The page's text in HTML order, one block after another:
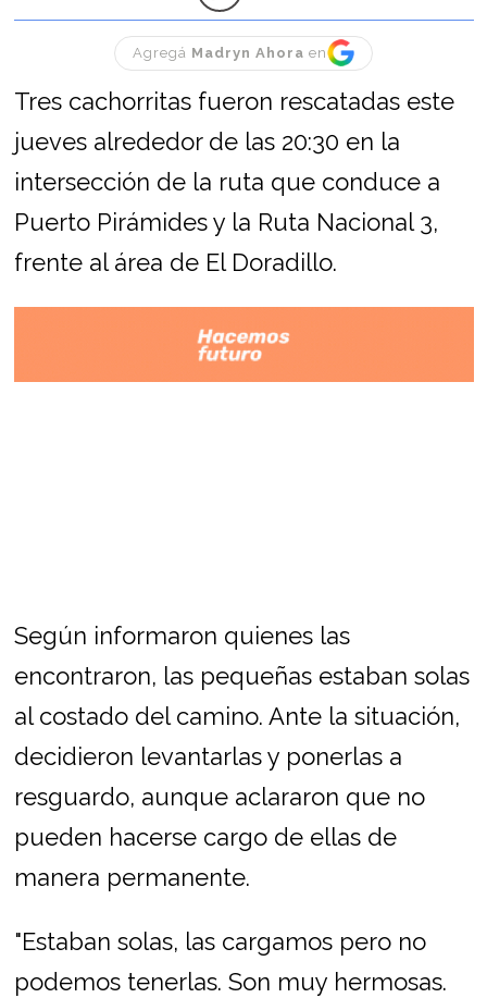
Agregá Madryn Ahora en
Tres cachorritas fueron rescatadas este
jueves alrededor de las 20:30 en la
intersección de la ruta que conduce a
Puerto Pirámides y la Ruta Nacional 3,
frente al área de El Doradillo.
Según informaron quienes las
encontraron, las pequeñas estaban solas
al costado del camino. Ante la situación,
decidieron levantarlas y ponerlas a
resguardo, aunque aclararon que no
pueden hacerse cargo de ellas de
manera permanente.
"Estaban solas, las cargamos pero no
podemos tenerlas. Son muy hermosas.